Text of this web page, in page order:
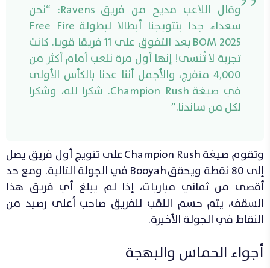
وقال اللاعب مديح من فريق Ravens: “نحن
سعداء جدا بتتويجنا أبطالا لبطولة Free Fire
BOM 2025 بعد التفوق على 11 فريقا قويا. كانت
تجربة لا تُنسى! إنها أول مرة نلعب أمام أكثر من
4,000 متفرج، والأجمل أننا عدنا بالكأس الأولى
في صيغة Champion Rush. شكرا لله، وشكرا
لكل من ساندنا.”
وتقوم صيغة Champion Rush على تتويج أول فريق يصل
إلى 80 نقطة ويحقق Booyah في الجولة التالية. ومع حد
أقصى من ثماني مباريات، إذا لم يبلغ أي فريق هذا
السقف، يتم حسم اللقب للفريق صاحب أعلى رصيد من
النقاط في الجولة الأخيرة.
أجواء الحماس والبهجة